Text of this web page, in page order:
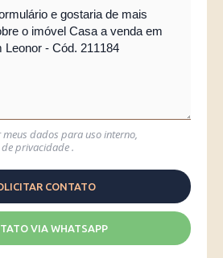
dados para uso interno,
privacidade.
VIA WHATSAPP